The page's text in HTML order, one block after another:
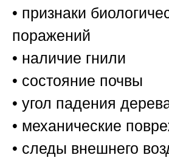
• признаки
поражений
• наличие гнили
• состояние почвы
• угол падения
• механические
• следы внешнего